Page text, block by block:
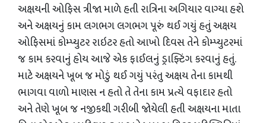
અક્ષયની ઓફિસ ત્રીજા માળે હતી રાત્રિના અગિયાર વાગ્યા હશે
અને અક્ષયનું કામ લગભગ લગભગ પૂરું થઈ ગયું હતું અક્ષય
ઓફિસમાં કોમ્પ્યુટર રાઇટર હતો આખો દિવસ તેને કોમ્પ્યુટરમાં
જ કામ કરવાનું હોય આજે એક ફાઈલનું ડ્રાફ્ટિંગ કરવાનું હતું.
માટે અક્ષયને ખૂબ જ મોડું થઈ ગયું પરંતુ અક્ષય તેના કામથી
ભાગવા વાળો માણસ ન હતો તે તેના કામ પ્રત્યે વફાદાર હતો
અને તેણે ખૂબ જ નજીકથી ગરીબી જોયેલી હતી અક્ષયના માતા